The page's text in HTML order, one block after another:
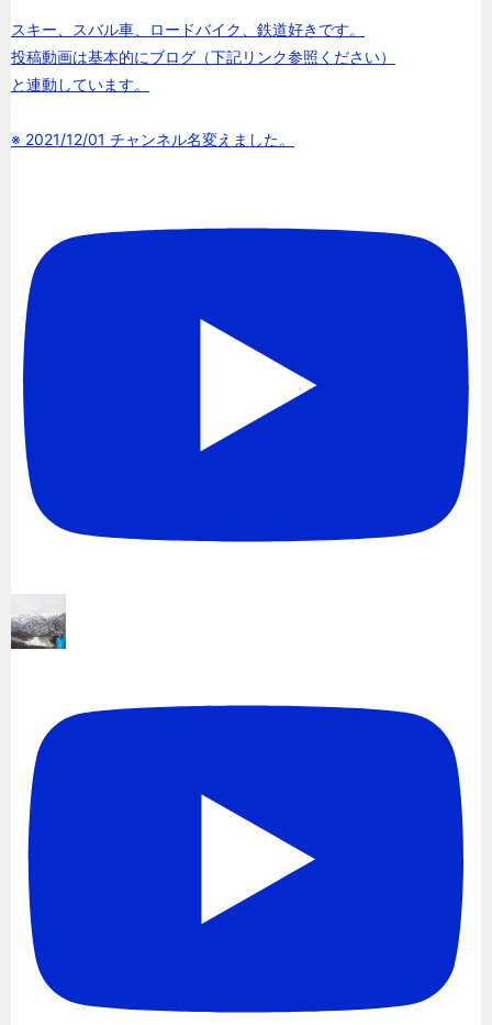
スキー、スバル車、ロードバイク、鉄道好きです。
投稿動画は基本的にブログ（下記リンク参照ください）
と連動しています。
※ 2021/12/01 チャンネル名変えました。